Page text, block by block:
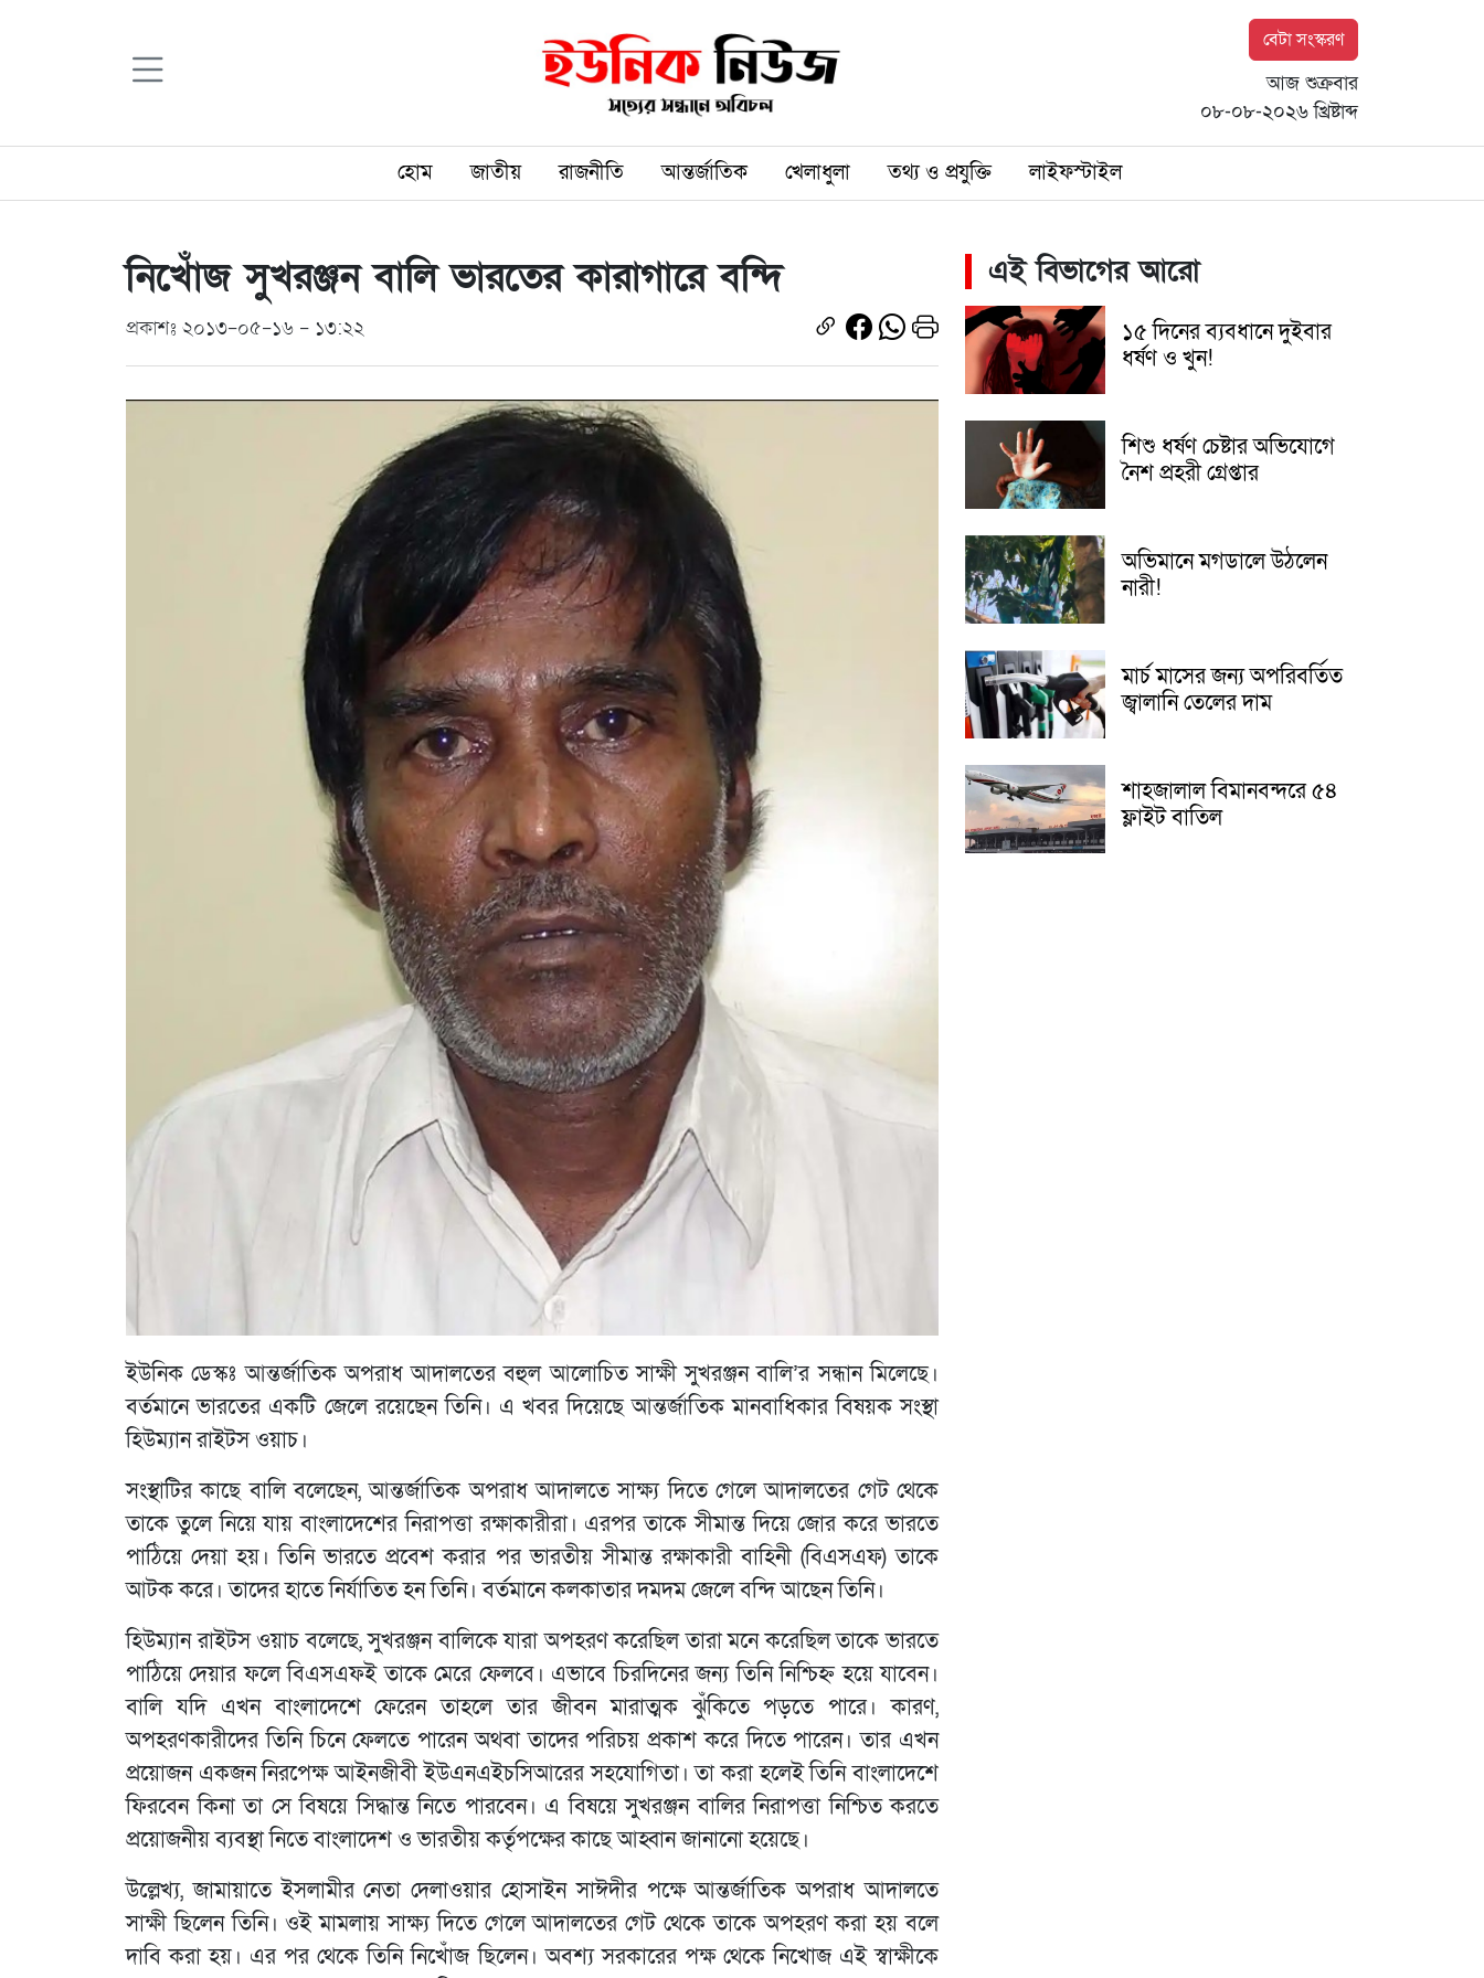
বেটা সংস্করণ
আজ শুক্রবার
০৮-০৮-২০২৬ খ্রিষ্টাব্দ
হোম জাতীয় রাজনীতি আন্তর্জাতিক খেলাধুলা তথ্য ও প্রযুক্তি লাইফস্টাইল
নিখোঁজ সুখরঞ্জন বালি ভারতের কারাগারে বন্দি
প্রকাশঃ ২০১৩-০৫-১৬ - ১৩:২২
ইউনিক ডেস্কঃ আন্তর্জাতিক অপরাধ আদালতের বহুল আলোচিত সাক্ষী সুখরঞ্জন বালি’র সন্ধান মিলেছে।
বর্তমানে ভারতের একটি জেলে রয়েছেন তিনি। এ খবর দিয়েছে আন্তর্জাতিক মানবাধিকার বিষয়ক সংস্থা
হিউম্যান রাইটস ওয়াচ।
সংস্থাটির কাছে বালি বলেছেন, আন্তর্জাতিক অপরাধ আদালতে সাক্ষ্য দিতে গেলে আদালতের গেট থেকে
তাকে তুলে নিয়ে যায় বাংলাদেশের নিরাপত্তা রক্ষাকারীরা। এরপর তাকে সীমান্ত দিয়ে জোর করে ভারতে
পাঠিয়ে দেয়া হয়। তিনি ভারতে প্রবেশ করার পর ভারতীয় সীমান্ত রক্ষাকারী বাহিনী (বিএসএফ) তাকে
আটক করে। তাদের হাতে নির্যাতিত হন তিনি। বর্তমানে কলকাতার দমদম জেলে বন্দি আছেন তিনি।
হিউম্যান রাইটস ওয়াচ বলেছে, সুখরঞ্জন বালিকে যারা অপহরণ করেছিল তারা মনে করেছিল তাকে ভারতে
পাঠিয়ে দেয়ার ফলে বিএসএফই তাকে মেরে ফেলবে। এভাবে চিরদিনের জন্য তিনি নিশ্চিহ্ন হয়ে যাবেন।
বালি যদি এখন বাংলাদেশে ফেরেন তাহলে তার জীবন মারাত্মক ঝুঁকিতে পড়তে পারে। কারণ,
অপহরণকারীদের তিনি চিনে ফেলতে পারেন অথবা তাদের পরিচয় প্রকাশ করে দিতে পারেন। তার এখন
প্রয়োজন একজন নিরপেক্ষ আইনজীবী ইউএনএইচসিআরের সহযোগিতা। তা করা হলেই তিনি বাংলাদেশে
ফিরবেন কিনা তা সে বিষয়ে সিদ্ধান্ত নিতে পারবেন। এ বিষয়ে সুখরঞ্জন বালির নিরাপত্তা নিশ্চিত করতে
প্রয়োজনীয় ব্যবস্থা নিতে বাংলাদেশ ও ভারতীয় কর্তৃপক্ষের কাছে আহ্বান জানানো হয়েছে।
উল্লেখ্য, জামায়াতে ইসলামীর নেতা দেলাওয়ার হোসাইন সাঈদীর পক্ষে আন্তর্জাতিক অপরাধ আদালতে
সাক্ষী ছিলেন তিনি। ওই মামলায় সাক্ষ্য দিতে গেলে আদালতের গেট থেকে তাকে অপহরণ করা হয় বলে
দাবি করা হয়। এর পর থেকে তিনি নিখোঁজ ছিলেন। অবশ্য সরকারের পক্ষ থেকে নিখোজ এই স্বাক্ষীকে
এই বিভাগের আরো
১৫ দিনের ব্যবধানে দুইবার
ধর্ষণ ও খুন!
শিশু ধর্ষণ চেষ্টার অভিযোগে
নৈশ প্রহরী গ্রেপ্তার
অভিমানে মগডালে উঠলেন
নারী!
মার্চ মাসের জন্য অপরিবর্তিত
জ্বালানি তেলের দাম
শাহজালাল বিমানবন্দরে ৫৪
ফ্লাইট বাতিল